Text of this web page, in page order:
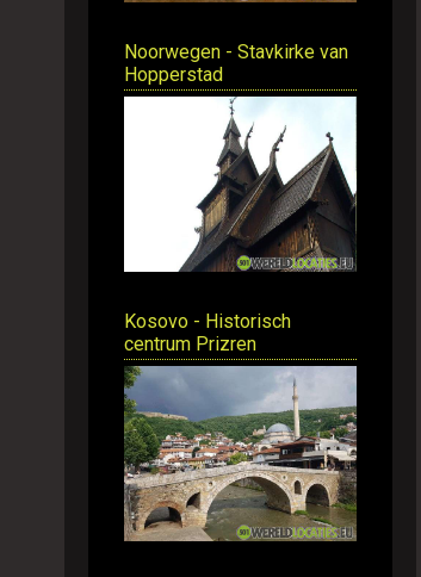
Noorwegen - Stavkirke van
Hopperstad
Kosovo - Historisch
centrum Prizren